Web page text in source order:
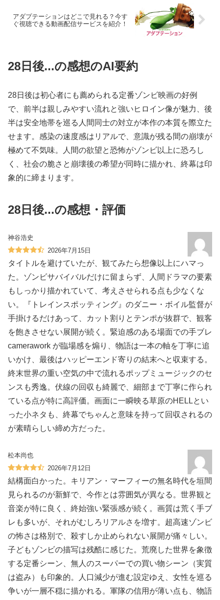
アダプテーションはどこで見れる？今す
ぐ視聴できる動画配信サービスを紹介！
28日後...の感想のAI要約
28日後は初心者にも薦められる定番ゾンビ映画の好例
で、前半は親しみやすい流れと強いヒロイン像が魅力、後
半は安全地帯を巡る人間同士の対立が本作の本質を際立た
せます。感染の速度感はリアルで、意識が残る間の崩壊が
極めて不気味。人間の欲望と恐怖がゾンビ以上に恐ろし
く、社会の脆さと崩壊後の希望が同時に描かれ、終幕は印
象的に締まります。
28日後...の感想・評価
神谷浩史
2026年7月15日
タイトルを避けていたが、観てみたら想像以上にハマっ
た。ゾンビサバイバルだけに留まらず、人間ドラマの要素
もしっかり描かれていて、考えさせられる点も少なくな
い。『トレインスポッティング』のダニー・ボイル監督が
手掛けるだけあって、カット割りとテンポが抜群で、観客
を飽きさせない展開が続く。緊迫感のある場面での手ブレ
camerawork が臨場感を煽り、物語は一本の軸を丁寧に追
いかけ、最後はハッピーエンド寄りの結末へと収束する。
終末世界の重い空気の中で流れるポップミュージックのセ
ンスも秀逸。伏線の回収も綺麗で、細部まで丁寧に作られ
ている点が特に高評価。画面に一瞬映る草原のHELLとい
った小ネタも、終幕でちゃんと意味を持って回収されるの
が素晴らしい締め方だった。
松本尚也
2026年7月12日
結構面白かった。キリアン・マーフィーの無名時代を垣間
見られるのが新鮮で、今作とは雰囲気が異なる。世界観と
音楽が特に良く、終始強い緊張感が続く。画質は荒く手ブ
レも多いが、それがむしろリアルさを増す。超高速ゾンビ
の怖さは格別で、殺すしか止められない展開が痛々しい。
子どもゾンビの描写は残酷に感じた。荒廃した世界を象徴
する定番シーン、無人のスーパーでの買い物シーン（実質
は盗み）も印象的。人口減少が進む設定ゆえ、女性を巡る
争いが一層不穏に描かれる。軍隊の信用が薄い点も、物語